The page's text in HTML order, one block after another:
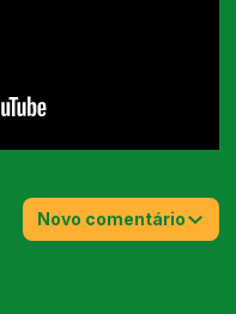
Novo comentário